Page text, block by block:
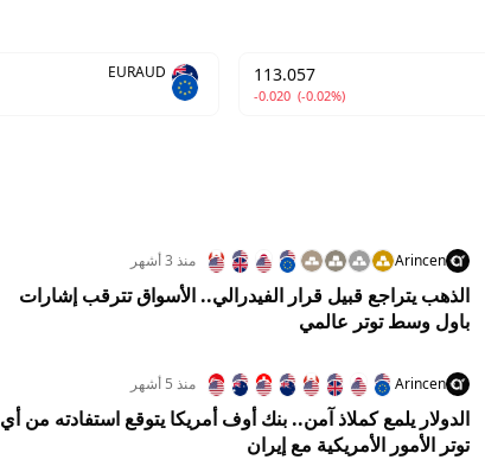
113.057
-0.020 (-0.02%)
EURAUD
Arincen منذ 3 أشهر
الذهب يتراجع قبيل قرار الفيدرالي.. الأسواق تترقب إشارات
باول وسط توتر عالمي
Arincen منذ 5 أشهر
الدولار يلمع كملاذ آمن.. بنك أوف أمريكا يتوقع استفادته من أي
توتر الأمور الأمريكية مع إيران